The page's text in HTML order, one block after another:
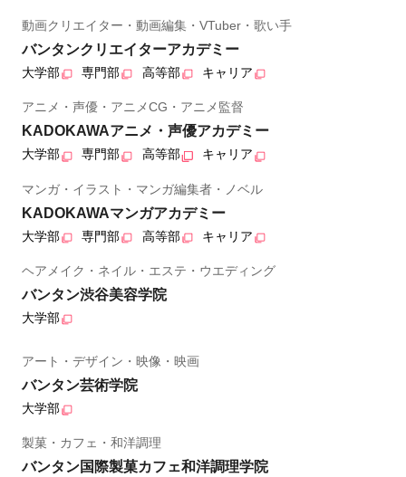
動画クリエイター・動画編集・VTuber・歌い手
バンタンクリエイターアカデミー
大学部 専門部 高等部 キャリア
アニメ・声優・アニメCG・アニメ監督
KADOKAWAアニメ・声優アカデミー
大学部 専門部 高等部 キャリア
マンガ・イラスト・マンガ編集者・ノベル
KADOKAWAマンガアカデミー
大学部 専門部 高等部 キャリア
ヘアメイク・ネイル・エステ・ウエディング
バンタン渋谷美容学院
大学部
アート・デザイン・映像・映画
バンタン芸術学院
大学部
製菓・カフェ・和洋調理
バンタン国際製菓カフェ和洋調理学院